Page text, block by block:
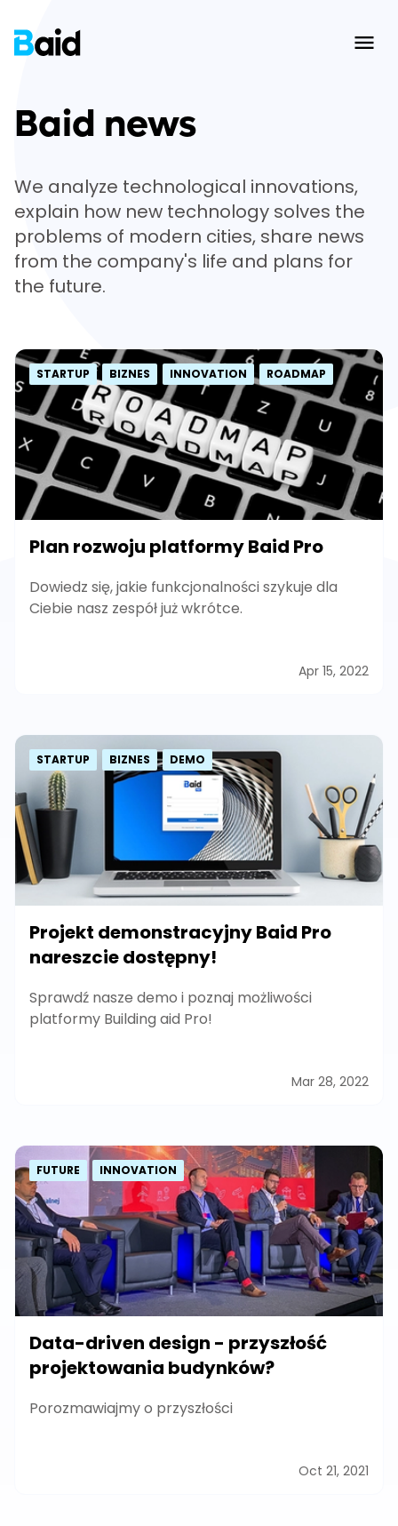
Baid news
We analyze technological innovations,
explain how new technology solves the
problems of modern cities, share news
from the company's life and plans for
the future.
STARTUP BIZNES INNOVATION ROADMAP
Plan rozwoju platformy Baid Pro
Dowiedz się, jakie funkcjonalności szykuje dla
Ciebie nasz zespół już wkrótce.
Apr 15, 2022
STARTUP BIZNES DEMO
Projekt demonstracyjny Baid Pro
nareszcie dostępny!
Sprawdź nasze demo i poznaj możliwości
platformy Building aid Pro!
Mar 28, 2022
FUTURE INNOVATION
Data-driven design - przyszłość
projektowania budynków?
Porozmawiajmy o przyszłości
Oct 21, 2021